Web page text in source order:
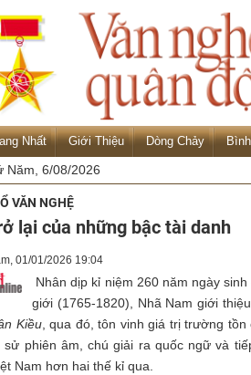
Nhất Giới Thiệu Dòng Chảy
Năm, 6/08/2026
VĂN NGHỆ
lại của những bậc tài danh
01/01/2026 19:04
Nhân dịp kỉ niệm 260 năm ngày
giới (1765-1820), Nhã Nam giới
Kiều, qua đó, tôn vinh giá trị trường
sử phiên âm, chú giải ra quốc ngữ và
Nam hơn hai thế kỉ qua.